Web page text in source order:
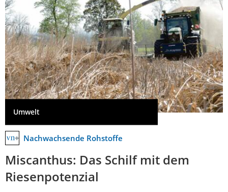
Umwelt
Nachwachsende Rohstoffe
Miscanthus: Das Schilf mit dem
Riesenpotenzial